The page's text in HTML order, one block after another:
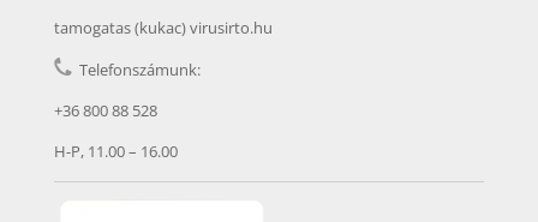
tamogatas (kukac) virusirto.hu
Telefonszámunk:
+36 800 88 528
H-P, 11.00 – 16.00